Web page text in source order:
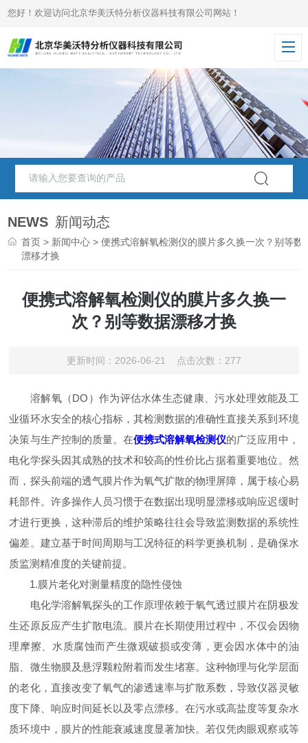
您好！欢迎访问北京华美沃特分析仪器科技有限公司网站！
NEWS 新闻动态
首页 > 新闻中心 > 便携式溶解氧检测仪的膜片多久换一次？别等数
漂移才换
便携式溶解氧检测仪的膜片多久换一
次？别等数据漂移才换
更新时间：2026-06-21 点击次数：277
溶解氧（DO）作为评估水体生态健康、污水处理效能及工
业循环水安全的核心指标，其检测数据的准确性直接关系到环境
决策与生产控制的质量。在便携式溶解氧检测仪的广泛应用中，
电化学探头因其成熟的技术和较高的性价比占据着重要地位。然
而，探头前端的透气膜片作为氧气扩散的物理屏障，属于核心易
耗部件。许多操作人员习惯于在数据出现明显漂移或响应迟缓时
才进行更换，这种滞后的维护策略往往会导致监测数据的系统性
偏差。建立基于时间周期与工况特征的科学更换机制，是确保水
质监测精准度的关键前提。
1.膜片老化对测量精度的隐性侵蚀
电化学溶解氧探头的工作原理依赖于氧气透过膜片在阴极发
生还原反应产生扩散电流。膜片在长期使用过程中，不仅会因物
理摩擦、水质腐蚀而产生微观破损或变薄，更会因水体中的油
脂、微生物膜及悬浮颗粒附着而发生堵塞。这种物理与化学层面
的老化，直接改变了氧气的渗透速率与扩散系数，导致仪器灵敏
度下降、响应时间延长以及零点漂移。在污水或高盐度等复杂水
质环境中，膜片的性能衰减速度显著加快。若仅凭肉眼观察或等